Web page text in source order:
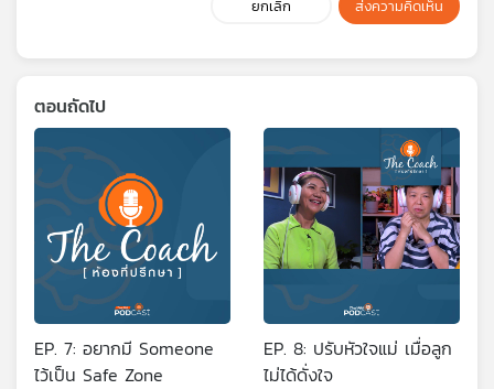
ยกเลิก ส่งความคิดเห็น
ตอนถัดไป
EP. 7: อยากมี Someone
ไว้เป็น Safe Zone
EP. 8: ปรับหัวใจแม่ เมื่อลูก
ไม่ได้ดั่งใจ